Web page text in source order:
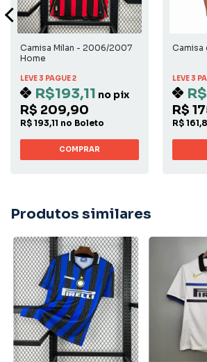
Camisa Milan - 2006/2007
Home
LEVE 3 PAGUE 2
R$193,11 no pix
R$ 209,90
R$ 193,11 no Boleto
COMPRAR
Camisa
LEVE 3
R$
R$
Produtos similares